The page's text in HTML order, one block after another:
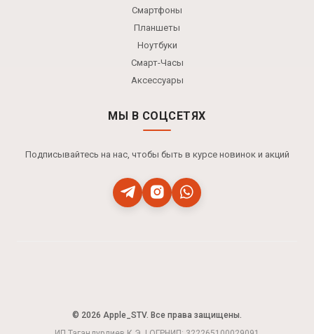
Смартфоны
Планшеты
Ноутбуки
Смарт-Часы
Аксессуары
МЫ В СОЦСЕТЯХ
Подписывайтесь на нас, чтобы быть в курсе новинок и акций
© 2026 Apple_STV. Все права защищены.